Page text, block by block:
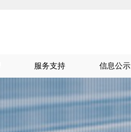
服务支持 信息公示